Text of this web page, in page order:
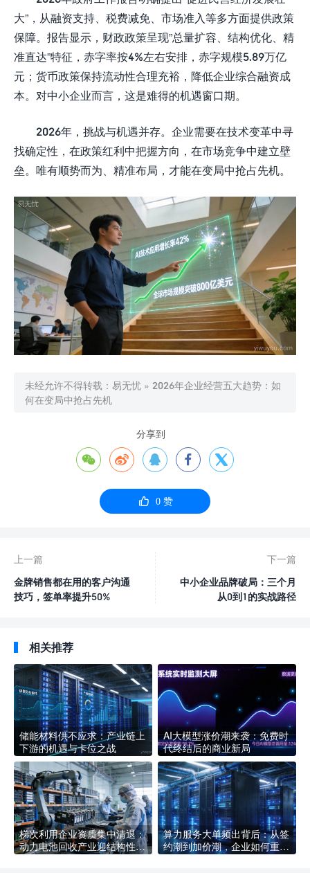
大”，从融资支持、税费减免、市场准入等多方面提供政策
保障。报告显示，财政政策呈现”总量扩容、结构优化、精
准直达”特征，赤字率按4%左右安排，赤字规模5.89万亿
元；货币政策保持流动性合理充裕，降低企业综合融资成
本。对中小企业而言，这是难得的机遇窗口期。
2026年，挑战与机遇并存。企业需要在技术变革中寻
找确定性，在政策红利中把握方向，在市场竞争中建立壁
垒。唯有顺势而为、精准布局，才能在变局中抢占先机。
未经允许不得转载： 易无忧 » 2026年企业经营五大趋势：如
何在变局中抢占先机
分享到
    
 0赞
上一篇
金牌销售都在用的客户沟通
技巧，签单率提升50%
下一篇
中小企业品牌破局：三个月
从0到1的实战路径
相关推荐
储能材料供不应求：产业链上
下游的机遇与卡位之战
AI大模型涨价潮来袭：免费时
代终结后的商业新局
梯次利用企业资质集中清退：
动力电池回收产业迎结构性洗
算力服务大单频出背后：从签
约潮到加价潮，企业如何重新